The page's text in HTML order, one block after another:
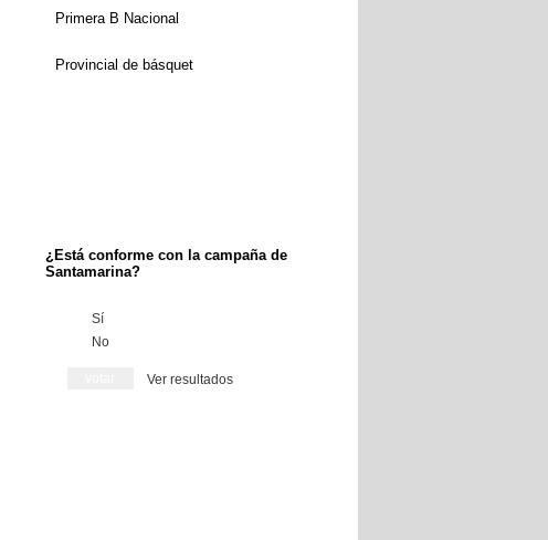
Primera B Nacional
Provincial de básquet
¿Está conforme con la campaña de
Santamarina?
Sí
No
Ver resultados